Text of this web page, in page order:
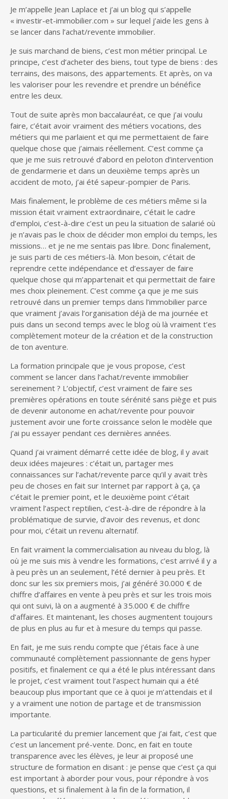
Je m’appelle Jean Laplace et j’ai un blog qui s’appelle
« investir-et-immobilier.com » sur lequel j’aide les gens à
se lancer dans l’achat/revente immobilier.
Je suis marchand de biens, c’est mon métier principal. Le
principe, c’est d’acheter des biens, tout type de biens : des
terrains, des maisons, des appartements. Et après, on va
les valoriser pour les revendre et prendre un bénéfice
entre les deux.
Tout de suite après mon baccalauréat, ce que j’ai voulu
faire, c’était avoir vraiment des métiers vocations, des
métiers qui me parlaient et qui me permettaient de faire
quelque chose que j’aimais réellement. C’est comme ça
que je me suis retrouvé d’abord en peloton d’intervention
de gendarmerie et dans un deuxième temps après un
accident de moto, j’ai été sapeur-pompier de Paris.
Mais finalement, le problème de ces métiers même si la
mission était vraiment extraordinaire, c’était le cadre
d’emploi, c’est-à-dire c’est un peu la situation de salarié où
je n’avais pas le choix de décider mon emploi du temps, les
missions… et je ne me sentais pas libre. Donc finalement,
je suis parti de ces métiers-là. Mon besoin, c’était de
reprendre cette indépendance et d’essayer de faire
quelque chose qui m’appartenait et qui permettait de faire
mes choix pleinement. C’est comme ça que je me suis
retrouvé dans un premier temps dans l’immobilier parce
que vraiment j’avais l’organisation déjà de ma journée et
puis dans un second temps avec le blog où là vraiment t’es
complètement moteur de la création et de la construction
de ton aventure.
La formation principale que je vous propose, c’est
comment se lancer dans l’achat/revente immobilier
sereinement ? L’objectif, c’est vraiment de faire ses
premières opérations en toute sérénité sans piège et puis
de devenir autonome en achat/revente pour pouvoir
justement avoir une forte croissance selon le modèle que
j’ai pu essayer pendant ces dernières années.
Quand j’ai vraiment démarré cette idée de blog, il y avait
deux idées majeures : c’était un, partager mes
connaissances sur l’achat/revente parce qu’il y avait très
peu de choses en fait sur Internet par rapport à ça, ça
c’était le premier point, et le deuxième point c’était
vraiment l’aspect reptilien, c’est-à-dire de répondre à la
problématique de survie, d’avoir des revenus, et donc
pour moi, c’était un revenu alternatif.
En fait vraiment la commercialisation au niveau du blog, là
où je me suis mis à vendre les formations, c’est arrivé il y a
à peu près un an seulement, l’été dernier à peu près. Et
donc sur les six premiers mois, j’ai généré 30.000 € de
chiffre d’affaires en vente à peu près et sur les trois mois
qui ont suivi, là on a augmenté à 35.000 € de chiffre
d’affaires. Et maintenant, les choses augmentent toujours
de plus en plus au fur et à mesure du temps qui passe.
En fait, je me suis rendu compte que j’étais face à une
communauté complètement passionnante de gens hyper
positifs, et finalement ce qui a été le plus intéressant dans
le projet, c’est vraiment tout l’aspect humain qui a été
beaucoup plus important que ce à quoi je m’attendais et il
y a vraiment une notion de partage et de transmission
importante.
La particularité du premier lancement que j’ai fait, c’est que
c’est un lancement pré-vente. Donc, en fait en toute
transparence avec les élèves, je leur ai proposé une
structure de formation en disant : je pense que c’est ça qui
est important à aborder pour vous, pour répondre à vos
questions, et si finalement à la fin de la formation, il